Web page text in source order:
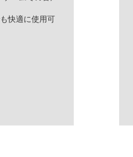
快適に使用可